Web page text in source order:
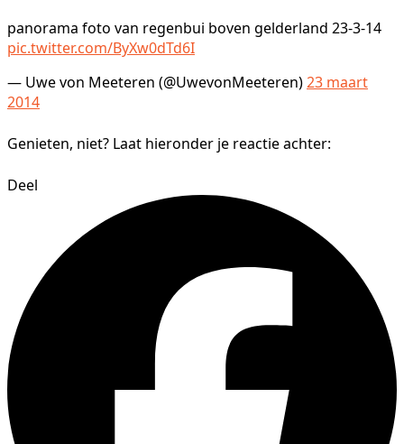
panorama foto van regenbui boven gelderland 23-3-14
pic.twitter.com/ByXw0dTd6I
— Uwe von Meeteren (@UwevonMeeteren)23 maart
2014
Genieten, niet? Laat hieronder je reactie achter:
Deel